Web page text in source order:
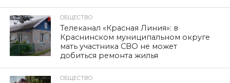
ОБЩЕСТВО
Телеканал «Красная Линия»: в
Краснинском муниципальном округе
мать участника СВО не может
добиться ремонта жилья
ОБЩЕСТВО